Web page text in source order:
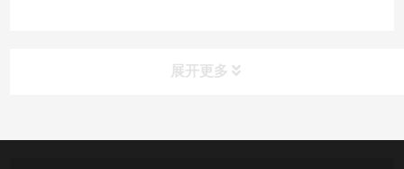
展开更多
产品中心